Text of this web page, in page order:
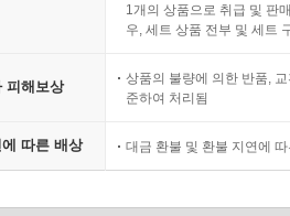
불씨 443
1개의 상품으로 취급 및 판
우, 세트 상품 전부 및 세트
피해보상
상품의 불량에 의한 반품,
준하여 처리됨
따른 배상 대금 환불 및 환불 지연에